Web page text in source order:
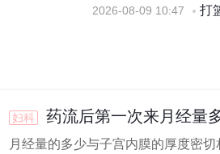
2026-08-09 10:47 打
妇科 药流后第一次来月经量
月经量的多少与子宫内膜的厚度密